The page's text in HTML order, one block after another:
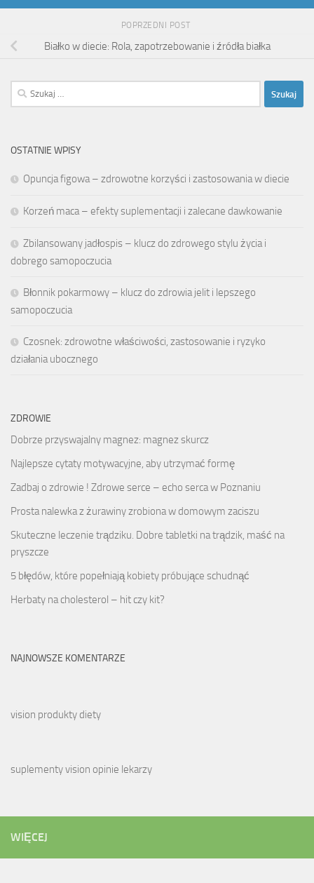
POPRZEDNI POST
Białko w diecie: Rola, zapotrzebowanie i źródła białka
Szukaj:
OSTATNIE WPISY
Opuncja figowa – zdrowotne korzyści i zastosowania w diecie
Korzeń maca – efekty suplementacji i zalecane dawkowanie
Zbilansowany jadłospis – klucz do zdrowego stylu życia i
dobrego samopoczucia
Błonnik pokarmowy – klucz do zdrowia jelit i lepszego
samopoczucia
Czosnek: zdrowotne właściwości, zastosowanie i ryzyko
działania ubocznego
ZDROWIE
Dobrze przyswajalny magnez: magnez skurcz
Najlepsze cytaty motywacyjne, aby utrzymać formę
Zadbaj o zdrowie ! Zdrowe serce – echo serca w Poznaniu
Prosta nalewka z żurawiny zrobiona w domowym zaciszu
Skuteczne leczenie trądziku. Dobre tabletki na trądzik, maść na
pryszcze
5 błędów, które popełniają kobiety próbujące schudnąć
Herbaty na cholesterol – hit czy kit?
NAJNOWSZE KOMENTARZE
vision produkty diety
suplementy vision opinie lekarzy
WIĘCEJ